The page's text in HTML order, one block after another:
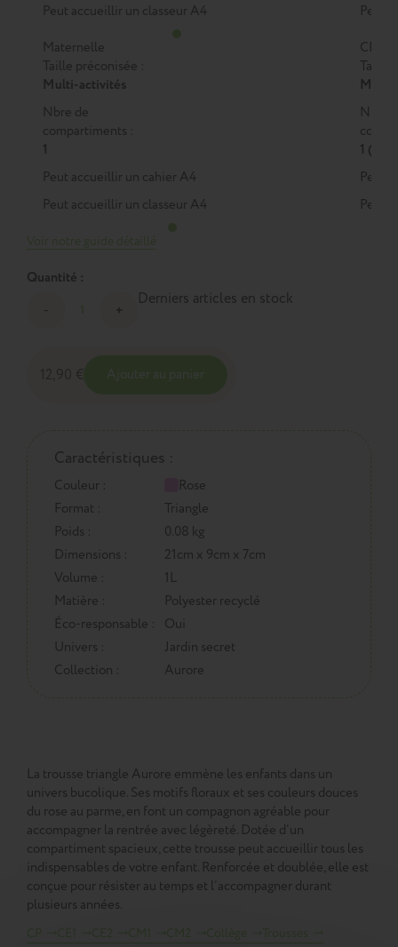
Peut accueillir un classeur A4
Peut
Maternelle
Taille préconisée :
Multi-activités
Nbre de
compartiments :
1
Peut accueillir un cahier A4
Peut accueillir un classeur A4
CP
Taille
M
Nbre
1 (M)
Peut
Peut
Quantité :
Derniers articles en stock
Caractéristiques :
Couleur :
Rose
Format :
Triangle
Poids :
0.08 kg
Dimensions :
21cm x 9cm x 7cm
Volume :
1L
Matière :
Polyester recyclé
Éco-responsable :
Oui
Univers :
Jardin secret
Collection :
Aurore
La trousse triangle Aurore emmène les enfants dans un
univers bucolique. Ses motifs floraux et ses couleurs douces
du rose au parme, en font un compagnon agréable pour
accompagner la rentrée avec légèreté. Dotée d’un
compartiment spacieux, cette trousse peut accueillir tous les
indispensables de votre enfant. Renforcée et doublée, elle est
conçue pour résister au temps et l’accompagner durant
plusieurs années.